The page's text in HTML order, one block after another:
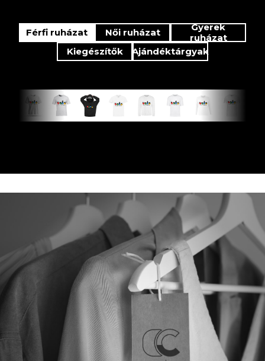
Férfi ruházat Női ruházat
Gyerek
ruházat
Kiegészítők
Ajándéktárgyak